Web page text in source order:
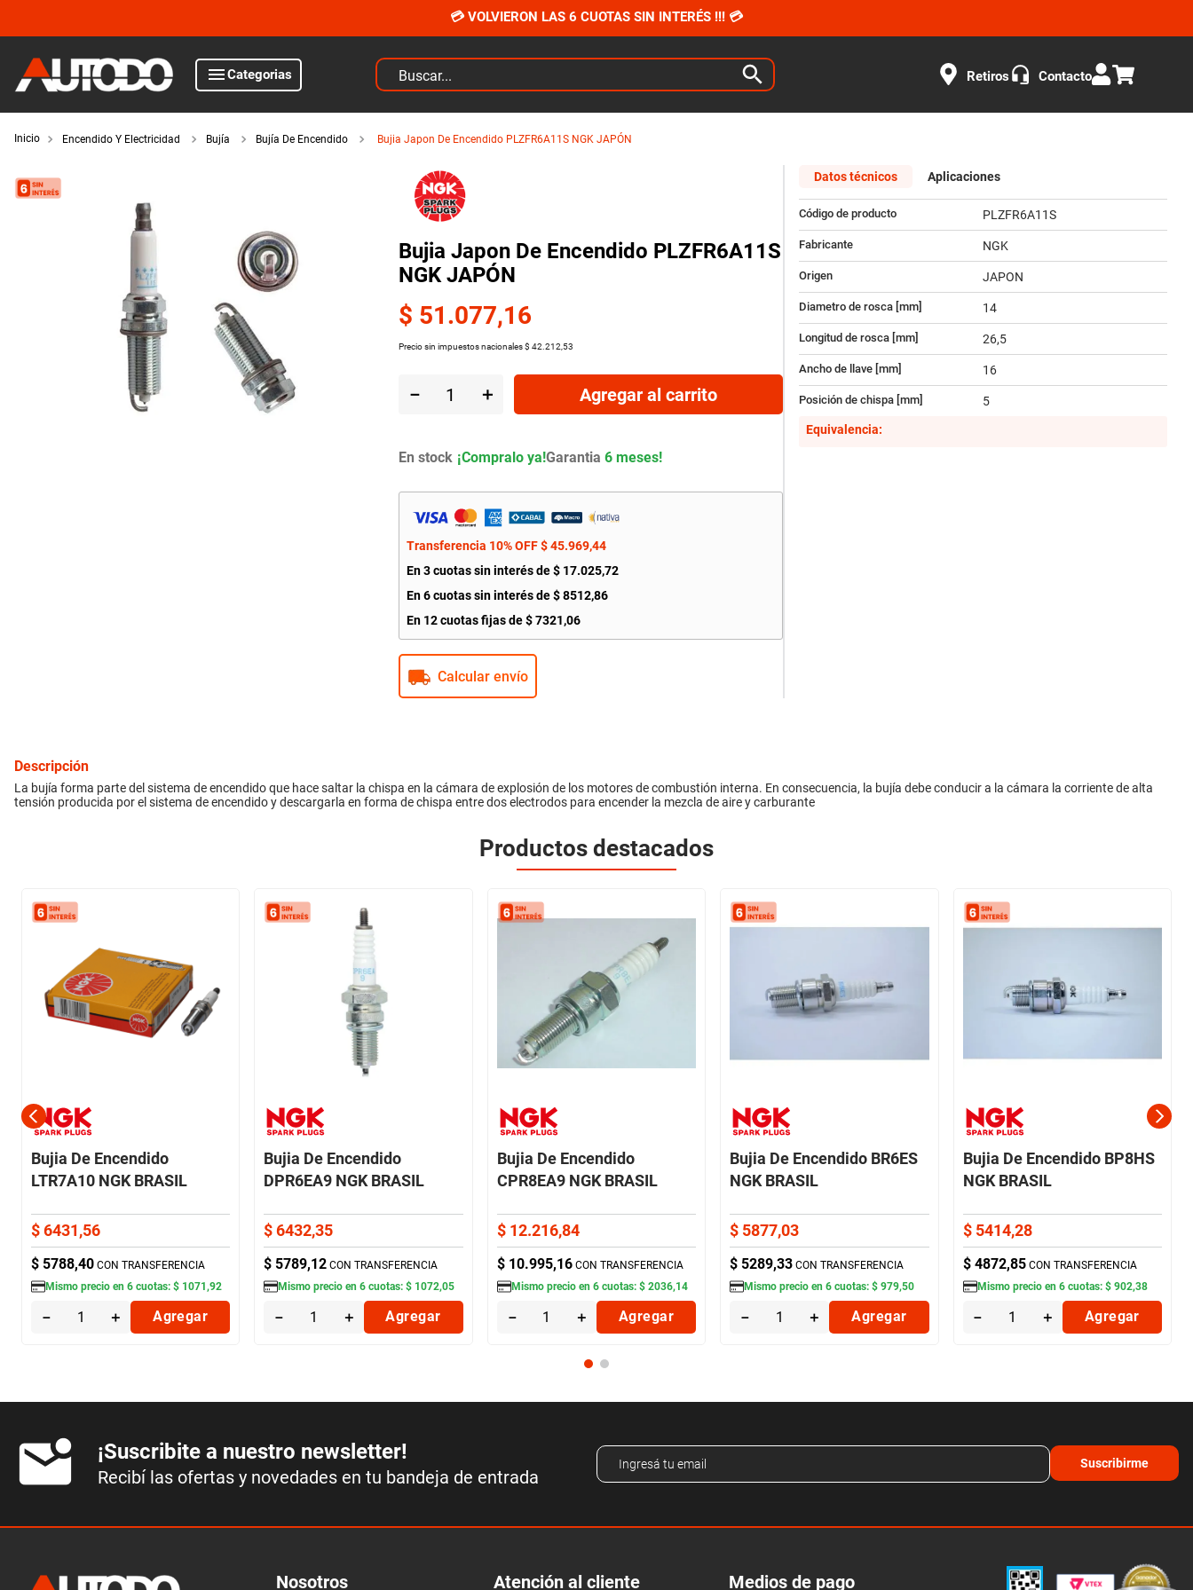
💳 VOLVIERON LAS 6 CUOTAS SIN INTERÉS !!! 💳
Categorias
encendido y electricidad
filtros y aceites
Buscar...
Retiros Contacto
Encendido Y Electricidad Bujía Bujía De Encendido Bujia Japon De Encendido PLZFR6A11S NGK JAPÓN
Bujia Japon De Encendido PLZFR6A11S
NGK JAPÓN
$ 51.077,16
Precio sin impuestos nacionales$ 42 212 53
＋
－ Agregar al carrito
En stock Garantia 6 meses!
Transferencia 10% OFF$45.969,44
En3cuotas sin interés de$ 17.025,72
En6cuotas sin interés de$8512,86
En 12cuotas fijas de$7321,06
Calcular envío
Datos técnicos Aplicaciones
Código de producto PLZFR6A11S
Fabricante NGK
Origen JAPON
Diametro de rosca [mm] 14
Longitud de rosca [mm] 26,5
Ancho de llave [mm] 16
Posición de chispa [mm]
5
Equivalencia:
Descripción
La bujía forma parte del sistema de encendido que hace saltar la chispa en la cámara de explosión de los motores de combustión interna. En consecuencia, la bujía debe conducir a la cámara la corriente de alta
tensión producida por el sistema de encendido y descargarla en forma de chispa entre dos electrodos para encender la mezcla de aire y carburante
Productos destacados
Bujia De Encendido
LTR7A10 NGK BRASIL
$6431,56
$ 5788,40 CON TRANSFERENCIA
Mismo precio en 6cuotas: $ 1071 ,92
＋
－ Agregar
Bujia De Encendido
DPR6EA9 NGK BRASIL
$ 6432,35
$ 5789,12 CON TRANSFERENCIA
Mismo precio en6 cuotas:$ 1072,05
＋
－ Agregar
Bujia De Encendido
CPR8EA9 NGK BRASIL
$ 12.216,84
$ 10.995,16 CON TRANSFERENCIA
Mismo precio en 6cuotas: $ 2036,14
＋
－ Agregar
Bujia De Encendido BR6ES
NGK BRASIL
$ 5877,03
$ 5289,33 CON TRANSFERENCIA
Mismo precio en6 cuotas:$ 979,50
＋
－ Agregar
Bujia De Encendido BP8HS
NGK BRASIL
$ 5414,28
$ 4872,85 CON TRANSFERENCIA
Mismo precio en 6cuotas: $ 902,38
＋
－ Agregar
¡Suscribite a nuestro newsletter!
Recibí las ofertas y novedades en tu bandeja de entrada
Suscribirme
Nosotros Atención al cliente Medios de pago
TÉRMINOS MÁS BUSCADOS
kits
honda civic
bora
renault
bmw
sprinter
amortiguador
citroen c4